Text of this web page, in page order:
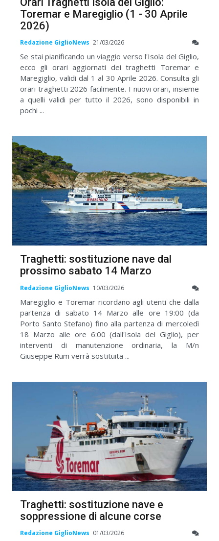
Toremar e Maregiglio (1 - 30 Aprile
2026)
Redazione GiglioNews 21/03/2026
Se stai pianificando un viaggio verso l'Isola del Giglio,
ecco gli orari aggiornati dei traghetti Toremar e
Maregiglio, validi dal 1 al 30 Aprile 2026. Consulta gli
orari traghetti 2026 facilmente. I nuovi orari, insieme
a quelli validi per tutto il 2026, sono disponibili in
pochi ...
Traghetti: sostituzione nave dal
prossimo sabato 14 Marzo
Redazione GiglioNews 10/03/2026
Maregiglio e Toremar ricordano agli utenti che dalla
partenza di sabato 14 Marzo alle ore 19:00 (da
Porto Santo Stefano) fino alla partenza di mercoledì
18 Marzo alle ore 6:00 (dall'Isola del Giglio), per
interventi di manutenzione ordinaria, la M/n
Giuseppe Rum verrà sostituita ...
Traghetti: sostituzione nave e
soppressione di alcune corse
Redazione GiglioNews 01/03/2026